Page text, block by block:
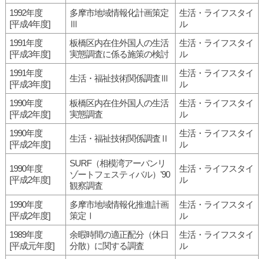
1992年度
[平成4年度]
多摩市地域情報化計画策定
Ⅲ
生活・ライフスタイ
ル
1991年度
[平成3年度]
板橋区内在住外国人の生活
実態調査に係る施策の検討
生活・ライフスタイ
ル
1991年度
[平成3年度]
生活・福祉技術関係調査Ⅲ
生活・ライフスタイ
ル
1990年度
[平成2年度]
板橋区内在住外国人の生活
実態調査
生活・ライフスタイ
ル
1990年度
[平成2年度]
生活・福祉技術関係調査Ⅱ
生活・ライフスタイ
ル
1990年度
[平成2年度]
SURF（相模湾アーバンリ
ゾートフェスティバル）'90
観察調査
生活・ライフスタイ
ル
1990年度
[平成2年度]
多摩市地域情報化推進計画
策定Ⅰ
生活・ライフスタイ
ル
1989年度
[平成元年度]
余暇時間の適正配分（休日
分散）に関する調査
生活・ライフスタイ
ル